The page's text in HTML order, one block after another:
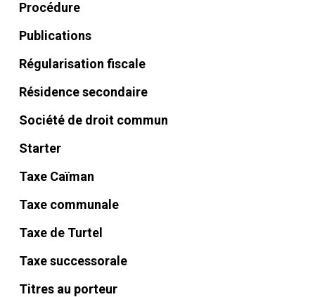
Procédure
Publications
Régularisation fiscale
Résidence secondaire
Société de droit commun
Starter
Taxe Caïman
Taxe communale
Taxe de Turtel
Taxe successorale
Titres au porteur